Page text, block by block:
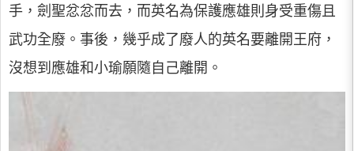
手，劍聖忿忿而去，而英名為保護應雄則身受重傷且
武功全廢。事後，幾乎成了廢人的英名要離開王府，
沒想到應雄和小瑜願隨自己離開。